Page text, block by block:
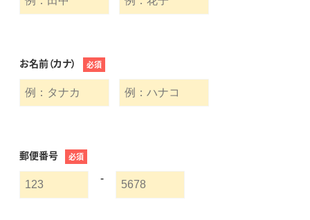
お名前（カナ） 必須
郵便番号 必須
-